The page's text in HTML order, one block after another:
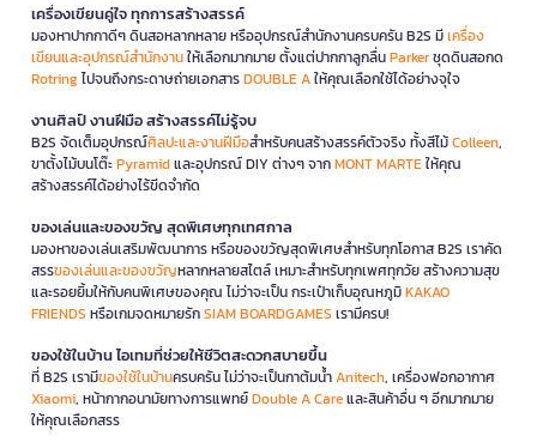
เครื่องเขียนคู่ใจ ทุกการสร้างสรรค์
มองหาปากกาดีๆ ดินสอหลากหลาย หรืออุปกรณ์สำนักงานครบครัน B2S มีเครื่อง
เขียนและอุปกรณ์สำนักงานให้เลือกมากมาย ตั้งแต่ปากกาลูกลื่นParkerชุดดินสอกด
Rotringไปจนถึงกระดาษถ่ายเอกสารDOUBLE Aให้คุณเลือกใช้ได้อย่างจุใจ
งานศิลป์ งานฝีมือ สร้างสรรค์ไม่รู้จบ
B2S จัดเต็มอุปกรณ์ศิลปะและงานฝีมือสำหรับคนสร้างสรรค์ตัวจริง ทั้งสีไม้Colleen,
ขาตั้งไม้บนโต๊ะPyramidและอุปกรณ์ DIY ต่างๆ จากMONT MARTEให้คุณ
สร้างสรรค์ได้อย่างไร้ขีดจำกัด
ของเล่นและของขวัญ สุดพิเศษทุกเทศกาล
มองหาของเล่นเสริมพัฒนาการ หรือของขวัญสุดพิเศษสำหรับทุกโอกาส B2S เราคัด
สรรของเล่นและของขวัญหลากหลายสไตล์ เหมาะสำหรับทุกเพศทุกวัย สร้างความสุข
และรอยยิ้มให้กับคนพิเศษของคุณ ไม่ว่าจะเป็น กระเป๋าเก็บอุณหภูมิKAKAO
FRIENDS หรือเกมจดหมายรักSIAM BOARDGAMES เรามีครบ!
ของใช้ในบ้าน ไอเทมที่ช่วยให้ชีวิตสะดวกสบายขึ้น
ที่ B2S เรามีของใช้ในบ้านครบครัน ไม่ว่าจะเป็นกาต้มน้ำAnitech, เครื่องฟอกอากาศ
Xiaomi, หน้ากากอนามัยทางการแพทย์Double A Careและสินค้าอื่น ๆ อีกมากมาย
ให้คุณเลือกสรร